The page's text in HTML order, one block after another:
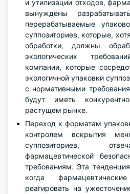
и утилизации отходов,
вынуждены
перерабатываемые
суппозиториев, которые,
обработки, должны
экологических
компании, которые
экологичной упаковки
с нормативными
будут иметь
растущем рынке.
Переход к форматам
контролем вскрытия
суппозиториев,
фармацевтической
требованиям. Эта
когда
реагировать на